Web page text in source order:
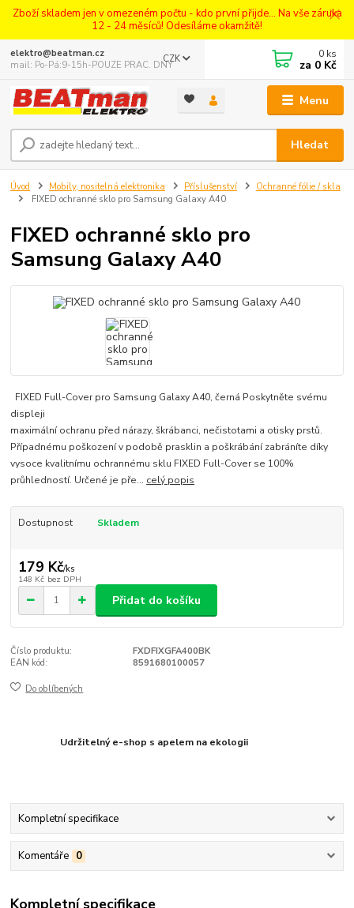
Zboží skladem jen v omezeném počtu - kdo první přijde... Na vše záruka
12 - 24 měsíců! Odesíláme okamžitě!
Menu
CZK
Hledat
elektro@beatman.cz
mail: Po-Pá:9-15h-POUZE PRAC. DNY
0 ks
za 0 Kč
Úvod Mobily, nositelná elektronika Příslušenství
Ochranné fólie / skla
FIXED ochranné sklo pro Samsung Galaxy A40
FIXED ochranné sklo pro
Samsung Galaxy A40
FIXED Full-Cover pro Samsung Galaxy A40, černá Poskytněte svému
displeji
maximální ochranu před nárazy, škrábanci, nečistotami a otisky prstů.
Případnému poškození v podobě prasklin a poškrábání zabráníte díky
vysoce kvalitnímu ochrannému sklu FIXED Full-Cover se 100%
průhledností. Určené je pře... celý popis
Dostupnost Skladem
179 Kč/ks
148 Kč bez DPH
Přidat do košíku
Číslo produktu:
FXDFIXGFA400BK
EAN kód:
8591680100057
Do oblíbených
Udržitelný e-shop s apelem na ekologii
Kompletní specifikace
Komentáře 0
Kompletní specifikace